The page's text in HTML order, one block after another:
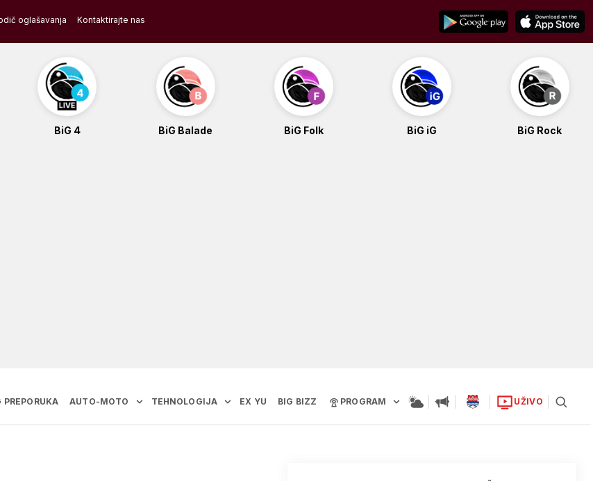
oglašavanja Kontaktirajte nas
BiG 4 BiG Balade BiG Folk BiG iG BiG Rock
PREPORUKA AUTO-MOTO TEHNOLOGIJA EX YU BIG BIZZ PROGRAM UŽIVO